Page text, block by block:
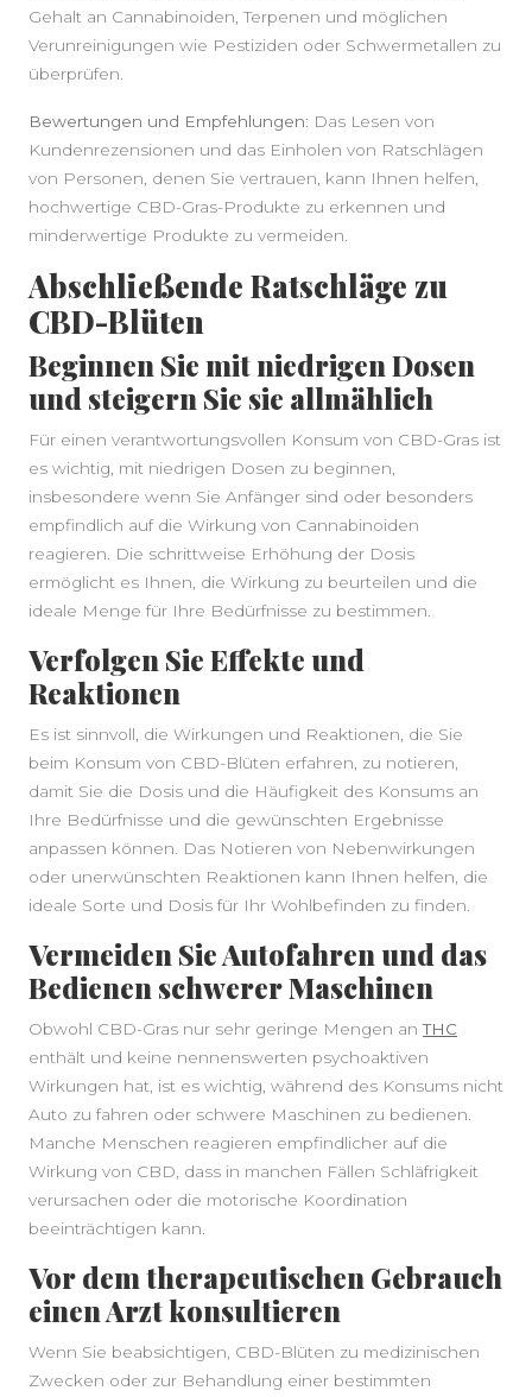
Gehalt an Cannabinoiden, Terpenen und möglichen
Verunreinigungen wie Pestiziden oder Schwermetallen zu
überprüfen.
Bewertungen und Empfehlungen: Das Lesen von
Kundenrezensionen und das Einholen von Ratschlägen
von Personen, denen Sie vertrauen, kann Ihnen helfen,
hochwertige CBD-Gras-Produkte zu erkennen und
minderwertige Produkte zu vermeiden.
Abschließende Ratschläge zu
CBD-Blüten
Beginnen Sie mit niedrigen Dosen
und steigern Sie sie allmählich
Für einen verantwortungsvollen Konsum von CBD-Gras ist
es wichtig, mit niedrigen Dosen zu beginnen,
insbesondere wenn Sie Anfänger sind oder besonders
empfindlich auf die Wirkung von Cannabinoiden
reagieren. Die schrittweise Erhöhung der Dosis
ermöglicht es Ihnen, die Wirkung zu beurteilen und die
ideale Menge für Ihre Bedürfnisse zu bestimmen.
Verfolgen Sie Effekte und
Reaktionen
Es ist sinnvoll, die Wirkungen und Reaktionen, die Sie
beim Konsum von CBD-Blüten erfahren, zu notieren,
damit Sie die Dosis und die Häufigkeit des Konsums an
Ihre Bedürfnisse und die gewünschten Ergebnisse
anpassen können. Das Notieren von Nebenwirkungen
oder unerwünschten Reaktionen kann Ihnen helfen, die
ideale Sorte und Dosis für Ihr Wohlbefinden zu finden.
Vermeiden Sie Autofahren und das
Bedienen schwerer Maschinen
Obwohl CBD-Gras nur sehr geringe Mengen anTHC
enthält und keine nennenswerten psychoaktiven
Wirkungen hat, ist es wichtig, während des Konsums nicht
Auto zu fahren oder schwere Maschinen zu bedienen.
Manche Menschen reagieren empfindlicher auf die
Wirkung von CBD, dass in manchen Fällen Schläfrigkeit
verursachen oder die motorische Koordination
beeinträchtigen kann.
Vor dem therapeutischen Gebrauch
einen Arzt konsultieren
Wenn Sie beabsichtigen, CBD-Blüten zu medizinischen
Zwecken oder zur Behandlung einer bestimmten